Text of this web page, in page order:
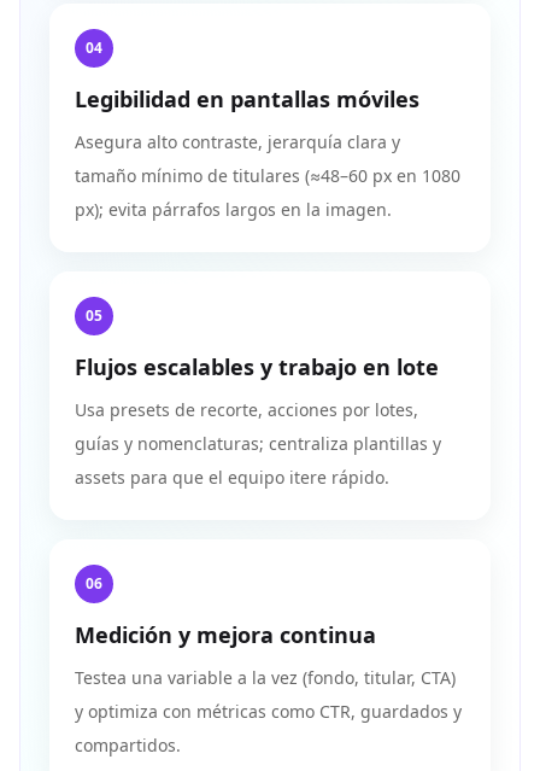
04
Legibilidad en pantallas móviles
Asegura alto contraste, jerarquía clara y
tamaño mínimo de titulares (≈48–60 px en 1080
px); evita párrafos largos en la imagen.
05
Flujos escalables y trabajo en lote
Usa presets de recorte, acciones por lotes,
guías y nomenclaturas; centraliza plantillas y
assets para que el equipo itere rápido.
06
Medición y mejora continua
Testea una variable a la vez (fondo, titular, CTA)
y optimiza con métricas como CTR, guardados y
compartidos.